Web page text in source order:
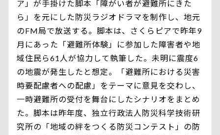
ア」が手掛けた脚本「障がい者が避難所にきた
ら」を元にした防災ラジオドラマを制作し、地元
のFM局で放送する。脚本は、さくらピアで昨年9
月にあった「避難所体験」に参加した障害者や地
域住民ら61人が協力して執筆した。未明に震度6
の地震が発生したと想定。「避難所における災害
時要配慮者への配慮」をテーマに意見を交わし、
一時避難所の受付を舞台にしたシナリオをまとめ
た。脚本は昨年度、独立行政法人防災科学技術研
究所の「地域の絆をつくる防災コンテスト」の防